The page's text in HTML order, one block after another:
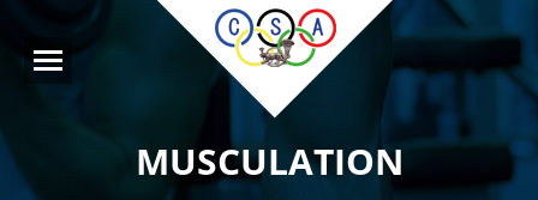
MUSCULATION